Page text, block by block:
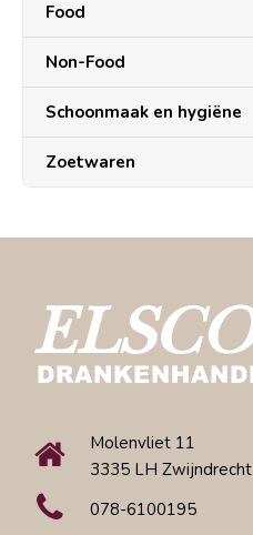
Food
Non-Food
Schoonmaak en hygiëne
Zoetwaren
Molenvliet 11
3335 LH Zwijndrecht
078-6100195